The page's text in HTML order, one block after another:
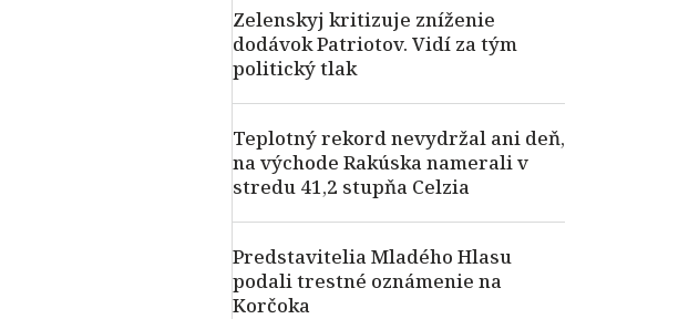
Zelenskyj kritizuje zníženie
dodávok Patriotov. Vidí za tým
politický tlak
Teplotný rekord nevydržal ani deň,
na východe Rakúska namerali v
stredu 41,2 stupňa Celzia
Predstavitelia Mladého Hlasu
podali trestné oznámenie na
Korčoka